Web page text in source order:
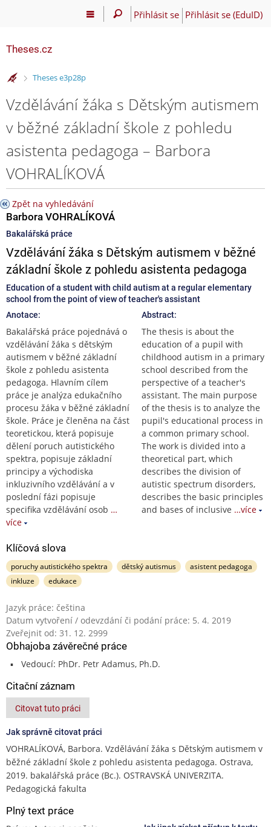
Přihlásit se Přihlásit se (EduID)
Theses.cz
>
Theses e3p28p
Vzdělávání žáka s Dětským autismem
v běžné základní škole z pohledu
asistenta pedagoga – Barbora
VOHRALÍKOVÁ
Zpět na vyhledávání
Barbora VOHRALÍKOVÁ
Bakalářská práce
Vzdělávání žáka s Dětským autismem v běžné
základní škole z pohledu asistenta pedagoga
Education of a student with child autism at a regular elementary
school from the point of view of teacher's assistant
Anotace:
Bakalářská práce pojednává o
vzdělávání žáka s dětským
autismem v běžné základní
škole z pohledu asistenta
pedagoga. Hlavním cílem
práce je analýza edukačního
procesu žáka v běžné základní
škole. Práce je členěna na část
teoretickou, která popisuje
dělení poruch autistického
spektra, popisuje základní
principy a východiska
inkluzivního vzdělávání a v
poslední fázi popisuje
specifika vzdělávání osob …
více
Abstract:
The thesis is about the
education of a pupil with
childhood autism in a primary
school described from the
perspective of a teacher's
assistant. The main purpose
of the thesis is to analyze the
pupil's educational process in
a common primary school.
The work is divided into a
theoretical part, which
describes the division of
autistic spectrum disorders,
describes the basic principles
and bases of inclusive …více
Klíčová slova
poruchy autistického spektra dětský autismus
asistent pedagoga
inkluze
edukace
Jazyk práce: čeština
Datum vytvoření / odevzdání či podání práce: 5. 4. 2019
Zveřejnit od: 31. 12. 2999
Obhajoba závěrečné práce
Vedoucí: PhDr. Petr Adamus, Ph.D.
Citační záznam
Citovat tuto práci
Jak správně citovat práci
VOHRALÍKOVÁ, Barbora. Vzdělávání žáka s Dětským autismem v
běžné základní škole z pohledu asistenta pedagoga. Ostrava,
2019. bakalářská práce (Bc.). OSTRAVSKÁ UNIVERZITA.
Pedagogická fakulta
Plný text práce